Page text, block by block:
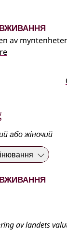
av
або жіночий
av landets